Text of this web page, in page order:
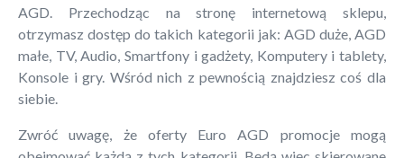
AGD. Przechodząc na stronę internetową sklepu,
otrzymasz dostęp do takich kategorii jak: AGD duże, AGD
małe, TV, Audio, Smartfony i gadżety, Komputery i tablety,
Konsole i gry. Wśród nich z pewnością znajdziesz coś dla
siebie.
Zwróć uwagę, że oferty Euro AGD promocje mogą